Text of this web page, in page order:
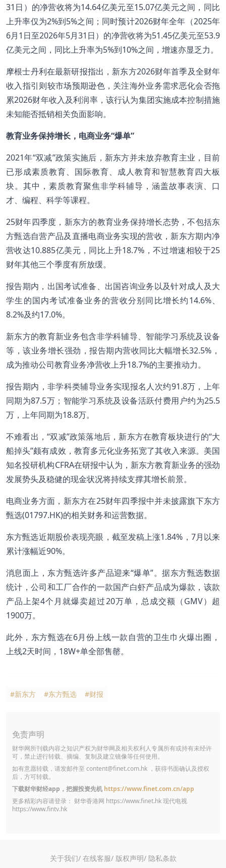
31日）的净营收将为14.64亿美元至15.07亿美元之间，同比
上升率仅为2%到5%之间；同时预计2026财年全年（2025年
6月1日至2026年5月31日）的净营收将为51.45亿美元至53.9
亿美元之间，同比上升率为5%到10%之间，增速亦显乏力。
摩根士丹利在最新研报指出，新东方2026财年首季及全财年
收入指引则较市场预期逊色，关注海外业务需求恶化会否拖
累2026财年收入及利润率，该行认为集团实施成本控制措施
未知能否抵销相关负面影响。
教育业务保持增长，电商业务“爆单”
2021年“双减”政策实施后，新东方并未放弃教育主业，目前
已形成素质教育、国际教育、成人教育和智慧教育四大板
块。其中，素质教育聚焦非学科辅导，涵盖故事表演、口
才、编程、科学等课程。
25财年四季度，新东方的教育业务保持增长态势，不包括东
方甄选自营产品及直播电商业务实现的营收，新东方期内净
营收达10.885亿美元，同比上升18.7%，不过增速相较于25
财年其他三个季度有所放缓。
报告期内，出国考试准备、出国咨询业务以及针对成人及大
学生的国内考试准备业务的营收分别同比增长约14.6%、
8.2%及约17.0%。
新东方的教育新业务包含非学科辅导、智能学习系统及设备
等，该业务增长强劲，报告期内营收同比大幅增长32.5%，
成为推动公司教育业务净营收上升18.7%的主要推动力。
报告期内，非学科类辅导业务实现报名人次约91.8万，上年
同期为87.5万；智能学习系统及设备活跃付费用户约为25.5
万，上年同期为18.8万。
不难看出，“双减”政策落地后，新东方在教育板块进行的“大
船掉头”颇有成效，教育多元化业务拓宽了其收入来源。美国
知名投研机构CFRA在研报中认为，新东方教育新业务的强劲
发展势头及稳健的现金状况将持续支撑其增长前景。
电商业务方面，新东方在25财年四季报中并未披露旗下东方
甄选(01797.HK)的相关财务和运营数据。
东方甄选近期股价表现亮眼，截至发稿上涨1.84%，7月以来
累计涨幅近90%。
消息面上，东方甄选许多产品迎来“爆单”。据东方甄选数据
统计，公司和工厂合作的一款国产白虾产品成为爆款，该款
产品上架4个月就爆卖超过20万单，总成交额（GMV）超
1900万。
此外，东方甄选在6月份上线一款自营的卫生巾火爆出圈，
上线2天时间，18W+单全部售罄。
#新东方 #东方甄选 #财报
免责声明
财华网所刊载内容之知识产权为财华网及相关权利人专属所有或持有未经许
可，禁止进行转载、摘编、复制及建立镜像等任何使用。
如有意愿转载，请发邮件至 content@finet.com.hk ，获得书面确认及授权
后，方可转载。
下载财华财经app，把握投资先机 https://www.finet.com.cn/app
更多精彩内容请登录： 财华香港网 https://www.finet.hk现代电视
https://www.fintv.hk
关于我们/ 在线客服/ 版权声明/ 隐私条款